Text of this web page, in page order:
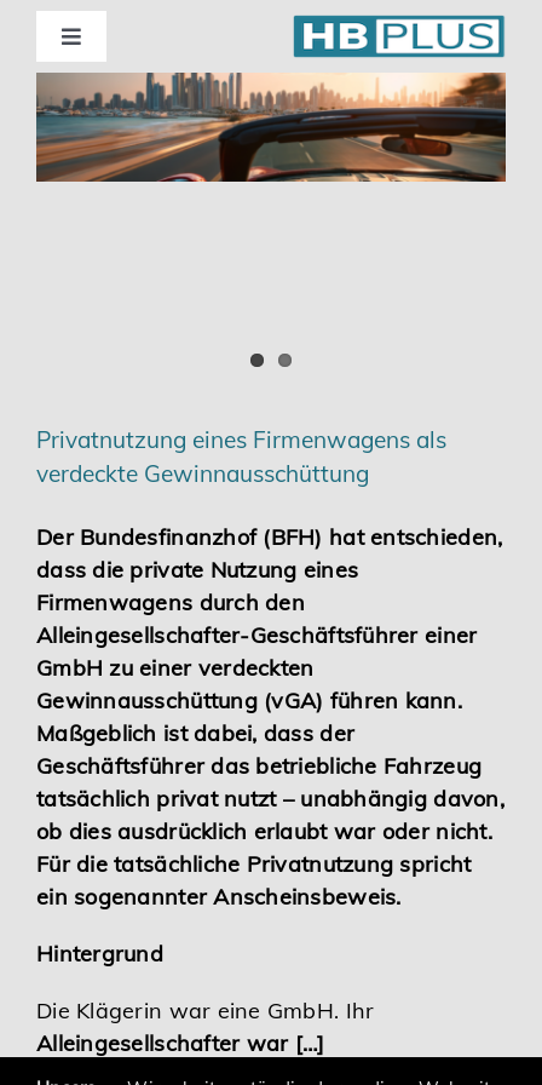
Skip
content
Toggle
Navigation
Standorte
Beratung
Karriere
Services
Privatnutzung eines Firmenwagens als
verdeckte Gewinnausschüttung
Der Bundesfinanzhof (BFH) hat entschieden,
dass die private Nutzung eines
Firmenwagens durch den
Alleingesellschafter-Geschäftsführer einer
GmbH zu einer verdeckten
Gewinnausschüttung (vGA) führen kann.
Maßgeblich ist dabei, dass der
Geschäftsführer das betriebliche Fahrzeug
tatsächlich privat nutzt – unabhängig davon,
ob dies ausdrücklich erlaubt war oder nicht.
Für die tatsächliche Privatnutzung spricht
ein sogenannter Anscheinsbeweis.
Hintergrund
Die Klägerin war eine GmbH. Ihr
Alleingesellschafter war […]